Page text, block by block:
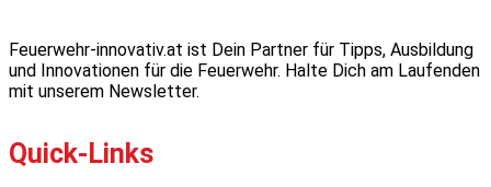
Feuerwehr-innovativ.at ist Dein Partner für Tipps, Ausbildung
und Innovationen für die Feuerwehr. Halte Dich am Laufenden
mit unserem Newsletter.
Quick-Links